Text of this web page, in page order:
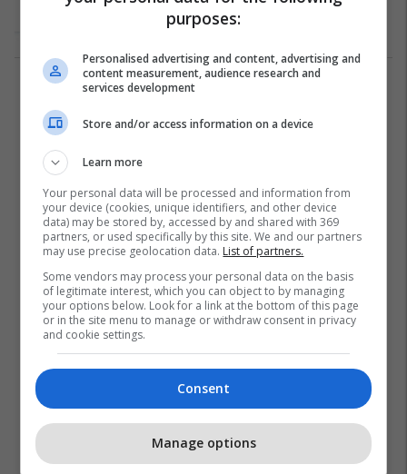
produktet Zipro!
Marketing
1
purposes:
Personalised advertising and content, advertising and
content measurement, audience research and
services development
Store and/or access information on a device
Learn more
Your personal data will be processed and information from
your device (cookies, unique identifiers, and other device
data) may be stored by, accessed by and shared with 369
partners, or used specifically by this site. We and our partners
may use precise geolocation data. List of partners.
Some vendors may process your personal data on the basis
of legitimate interest, which you can object to by managing
your options below. Look for a link at the bottom of this page
or in the site menu to manage or withdraw consent in privacy
and cookie settings.
Consent
Manage options